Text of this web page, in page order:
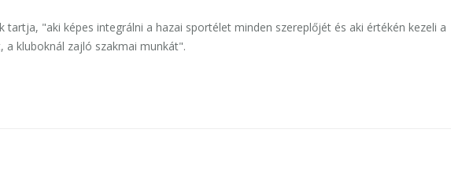
tartja, "aki képes integrálni a hazai sportélet minden szereplőjét és aki értékén kezeli a
kluboknál zajló szakmai munkát".